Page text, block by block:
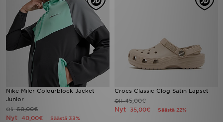
Nike Miler Colourblock Jacket
Junior
Oli60,00€
Nyt 40,00€ Säästä 33%
Crocs Classic Clog Satin Lapset
Oli45,00€
Nyt 35,00€ Säästä 22%